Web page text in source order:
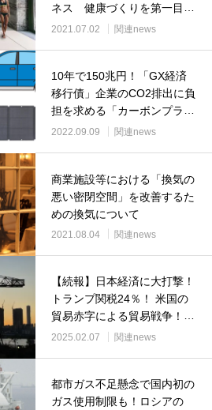
ネス 健康づくりを第一目標
とし、生涯にわたって運動を
2021.07.02 関連news
10年で150兆円！「GX経済
移行債」企業のCO2排出に負
担を求める「カーボンプライ
シング(CP)」にも大きな影
電・IT機器、再生可能エネル
ギー（太陽光、風力）への影
響や「エネルギー消費の大き
い産業部門」中国や米国への
2022.09.09 関連news
商業施設等における「換気の
悪い密閉空間」を改善するた
めの換気について
2021.08.04 関連news
【続報】日本経済に大打撃！
トランプ関税24％！ 米国の
貿易赤字による貿易戦争！
「対米国輸出入品の推移」
「食料需給率の推移 」「鉱
物資源の役割」資源安定供給
2025.02.07 関連news
都市ガス不足懸念で国内初の
ガス使用制限も！ロシアの